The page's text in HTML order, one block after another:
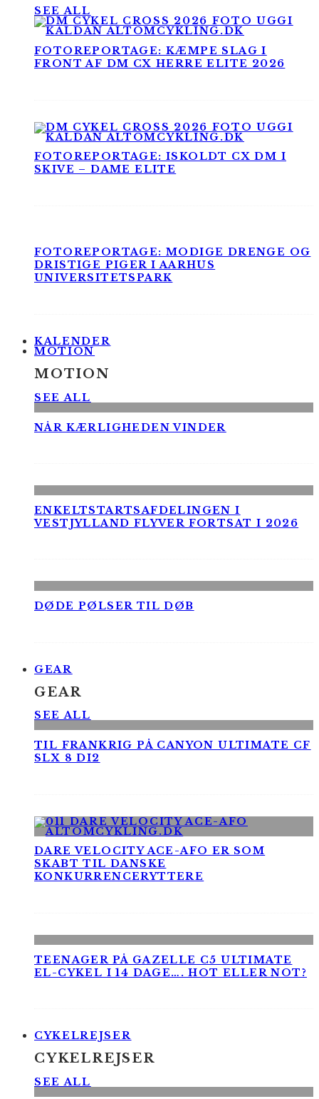
SEE ALL
FOTOREPORTAGE: KÆMPE SLAG I
FRONT AF DM CX HERRE ELITE 2026
FOTOREPORTAGE: ISKOLDT CX DM I
SKIVE – DAME ELITE
FOTOREPORTAGE: MODIGE DRENGE OG
DRISTIGE PIGER I AARHUS
UNIVERSITETSPARK
KALENDER
MOTION
MOTION
SEE ALL
NÅR KÆRLIGHEDEN VINDER
ENKELTSTARTSAFDELINGEN I
VESTJYLLAND FLYVER FORTSAT I 2026
DØDE PØLSER TIL DØB
GEAR
GEAR
SEE ALL
TIL FRANKRIG PÅ CANYON ULTIMATE CF
SLX 8 DI2
DARE VELOCITY ACE-AFO ER SOM
SKABT TIL DANSKE
KONKURRENCERYTTERE
TEENAGER PÅ GAZELLE C5 ULTIMATE
EL-CYKEL I 14 DAGE…. HOT ELLER NOT?
CYKELREJSER
CYKELREJSER
SEE ALL